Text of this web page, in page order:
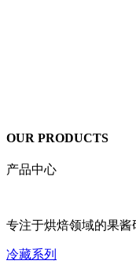
OUR PRODUCTS
产品中心
专注于烘焙领域的果酱
冷藏系列